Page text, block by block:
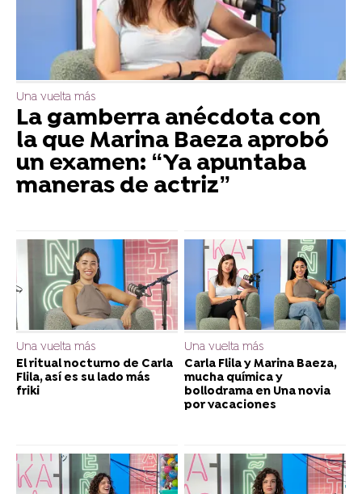
Una vuelta más
La gamberra anécdota con
la que Marina Baeza aprobó
un examen: “Ya apuntaba
maneras de actriz”
Una vuelta más
El ritual nocturno de Carla
Flila, así es su lado más
friki
Una vuelta más
Carla Flila y Marina Baeza,
mucha química y
bollodrama en Una novia
por vacaciones